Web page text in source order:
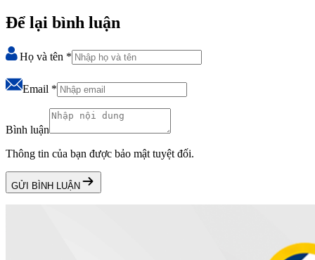
Để lại bình luận
Họ và tên *
Email *
Bình luận
Thông tin của bạn được bảo mật tuyệt đối.
GỬI BÌNH LUẬN